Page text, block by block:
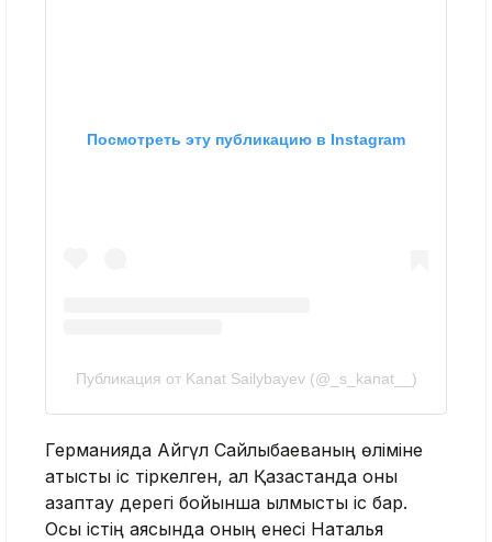
Посмотреть эту публикацию в Instagram
Публикация от Kanat Sailybayev (@_s_kanat__)
Германияда Айгүл Сайлыбаеваның өліміне
қатысты іс тіркелген, ал Қазақстанда оны
азаптау дерегі бойынша қылмыстық іс бар.
Осы істің аясында оның енесі Наталья